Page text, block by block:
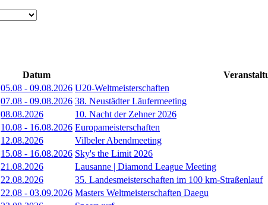
Datum
05.08 - 09.08.2026 U20-Weltmeisterschaften
07.08 - 09.08.2026 38. Neustädter Läufermeeting
08.08.2026
10. Nacht der Zehner 2026
10.08 - 16.08.2026 Europameisterschaften
12.08.2026
Vilbeler Abendmeeting
15.08 - 16.08.2026 Sky's the Limit 2026
21.08.2026
Lausanne | Diamond League Meeting
22.08.2026
35. Landesmeisterschaften im 100 km-Straßenlauf
22.08 - 03.09.2026 Masters Weltmeisterschaften Daegu